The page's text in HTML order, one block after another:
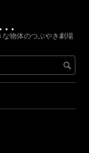
物体のつぶやき劇場